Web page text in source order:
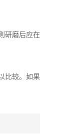
研磨后应在
比较。如果